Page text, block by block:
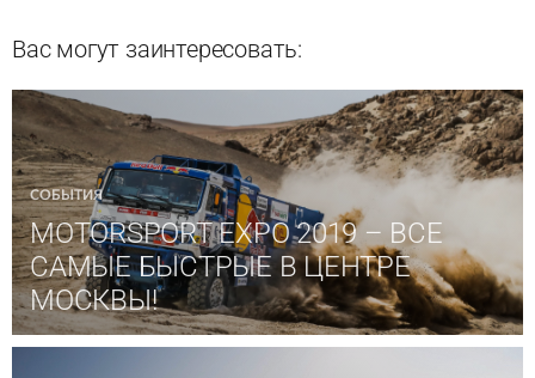
Вас могут заинтересовать:
СОБЫТИЯ
MOTORSPORT EXPO 2019 – ВСЕ
САМЫЕ БЫСТРЫЕ В ЦЕНТРЕ
МОСКВЫ!